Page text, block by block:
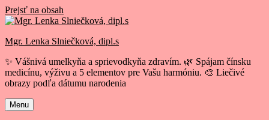
Prejsť na obsah
Mgr. Lenka Slniečková, dipl.s
✨ Vášnivá umelkyňa a sprievodkyňa zdravím. 🌿 Spájam čínsku
medicínu, výživu a 5 elementov pre Vašu harmóniu. 🎨 Liečivé
obrazy podľa dátumu narodenia
Menu